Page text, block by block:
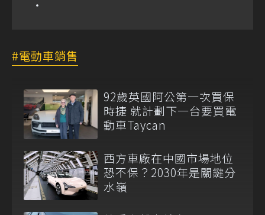
電動車銷售
92歲英國阿公第一次買保
時捷 就計劃下一台要買電
動車Taycan
西方車廠在中國市場地位
恐不保？2030年是關鍵分
水嶺